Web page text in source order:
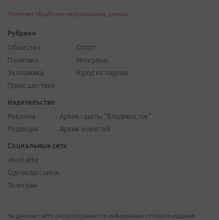
Политика обработки персональных данных
Рубрики
Общество
Политика
Экономика
Происшествия
Спорт
Интервью
Город на ладони
Издательство
Реклама
Редакция
Архив газеты "Владивосток"
Архив новостей
Социальные сети
vkontakte
Одноклассники
Телеграм
На данном сайте распространяется информация сетевого издания